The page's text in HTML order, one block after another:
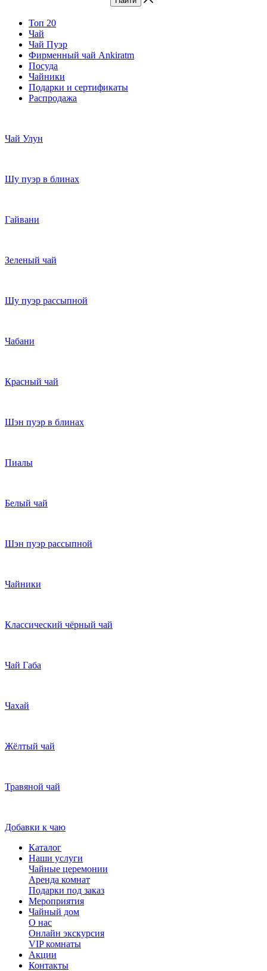
Топ 20
Чай
Чай Пуэр
Фирменный чай Ankiratm
Посуда
Чайники
Подарки и сертификаты
Распродажа
Чай Улун
Шу пуэр в блинах
Гайвани
Зеленый чай
Шу пуэр рассыпной
Чабани
Красный чай
Шэн пуэр в блинах
Пиалы
Белый чай
Шэн пуэр рассыпной
Чайники
Классический чёрный чай
Чай Габа
Чахай
Жёлтый чай
Травяной чай
Добавки к чаю
Каталог
Наши услуги
Чайные церемонии
Аренда комнат
Подарки под заказ
Мероприятия
Чайный дом
О нас
Онлайн экскурсия
VIP комнаты
Акции
Контакты